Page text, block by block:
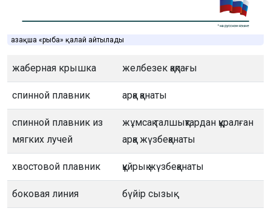
Қазақша «рыба» қалай айтылады
жаберная крышка желбезек қақпағы
спинной плавник арқа қанаты
спинной плавник из
мягких лучей
жұмсақ талшықтардан құралған
арқа жүзбеқанаты
хвостовой плавник құйрық жүзбеқанаты
боковая линия бүйір сызық